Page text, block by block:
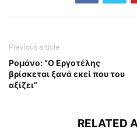
Previous article
Ρομάνο: “O Εργοτέλης
βρίσκεται ξανά εκεί που του
αξίζει”
RELATED